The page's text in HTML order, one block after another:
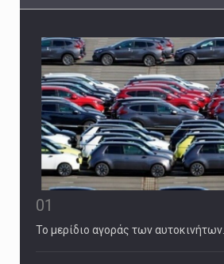
01
Το μερίδιο αγοράς των αυτοκινήτων…